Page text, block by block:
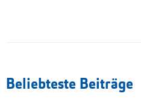
Beliebteste Beiträge